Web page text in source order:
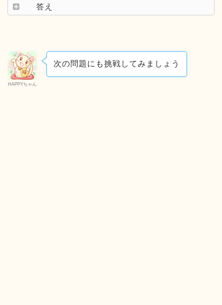
答え
HAPPYちゃん
次の問題にも挑戦してみましょう